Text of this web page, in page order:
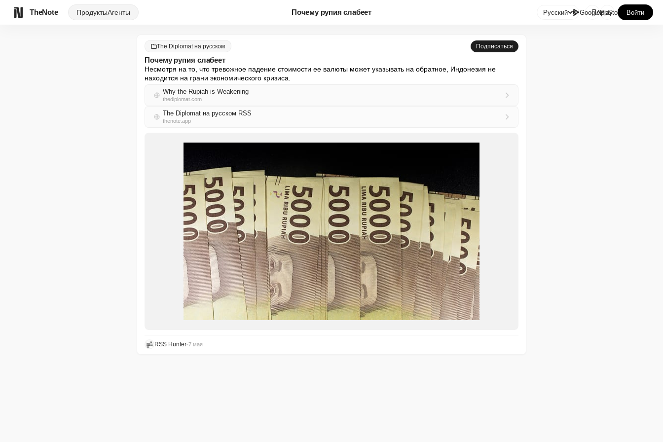
TheNote ПродуктыАгенты Почему рупия слабеет Русский GooglePlay
AppStore Войти
The Diplomat на русском Подписаться
Почему рупия слабеет
Несмотря на то, что тревожное падение стоимости ее валюты может указывать на обратное, Индонезия не
находится на грани экономического кризиса.
Why the Rupiah is Weakening
thediplomat.com
The Diplomat на русском RSS
thenote.app
RSS Hunter•7 мая